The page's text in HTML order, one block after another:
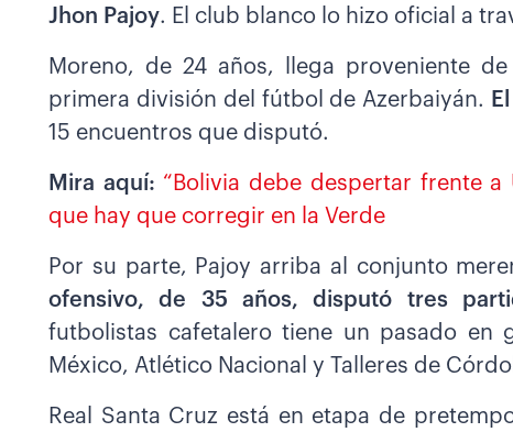
Jhon Pajoy. El club blanco lo hizo oficial a
Moreno, de 24 años, llega proveniente
primera división del fútbol de Azerbaiyán.
15 encuentros que disputó.
Mira aquí: “Bolivia debe despertar frente
que hay que corregir en la Verde
Por su parte, Pajoy arriba al conjunto
ofensivo, de 35 años, disputó tres
futbolistas cafetalero tiene un pasado en
México, Atlético Nacional y Talleres de
Real Santa Cruz está en etapa de